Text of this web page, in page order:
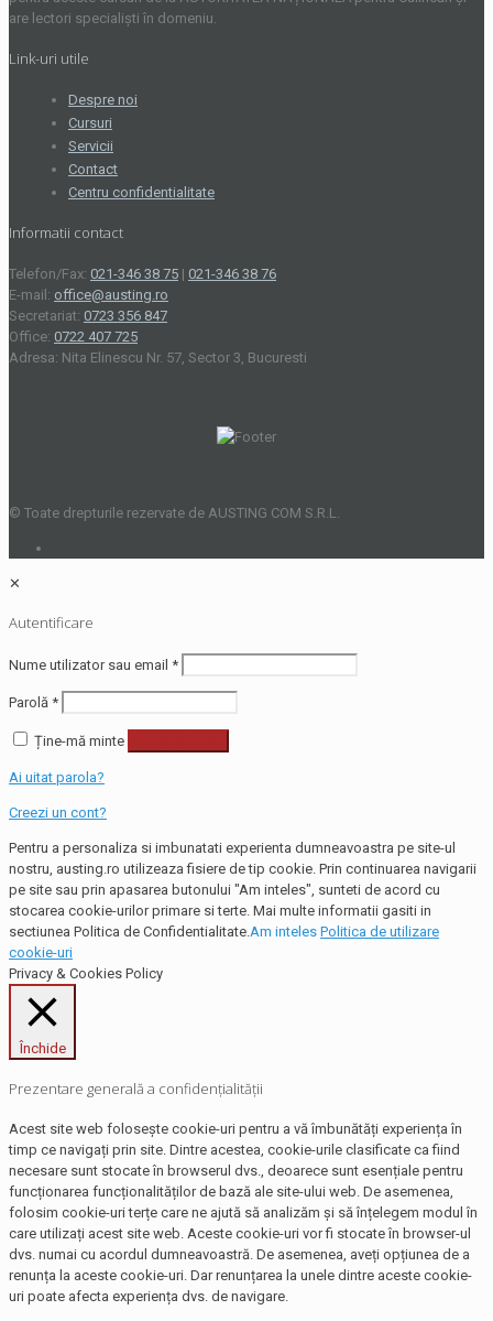
are lectori specialiști în domeniu.
Link-uri utile
Despre noi
Cursuri
Servicii
Contact
Centru confidentialitate
Informatii contact
Telefon/Fax: 021-346 38 75 | 021-346 38 76
E-mail: office@austing.ro
Secretariat: 0723 356 847
Office: 0722 407 725
Adresa: Nita Elinescu Nr. 57, Sector 3, Bucuresti
© Toate drepturile rezervate de AUSTING COM S.R.L.
✕
Autentificare
Nume utilizator sau email *
Parolă *
Ține-mă minte
Ai uitat parola?
Creezi un cont?
Pentru a personaliza si imbunatati experienta dumneavoastra pe site-ul
nostru, austing.ro utilizeaza fisiere de tip cookie. Prin continuarea navigarii
pe site sau prin apasarea butonului "Am inteles", sunteti de acord cu
stocarea cookie-urilor primare si terte. Mai multe informatii gasiti in
sectiunea Politica de Confidentialitate. Am inteles Politica de utilizare
cookie-uri
Privacy & Cookies Policy
Închide
Prezentare generală a confidențialității
Acest site web folosește cookie-uri pentru a vă îmbunătăți experiența în
timp ce navigați prin site. Dintre acestea, cookie-urile clasificate ca fiind
necesare sunt stocate în browserul dvs., deoarece sunt esențiale pentru
funcționarea funcționalităților de bază ale site-ului web. De asemenea,
folosim cookie-uri terțe care ne ajută să analizăm și să înțelegem modul în
care utilizați acest site web. Aceste cookie-uri vor fi stocate în browser-ul
dvs. numai cu acordul dumneavoastră. De asemenea, aveți opțiunea de a
renunța la aceste cookie-uri. Dar renunțarea la unele dintre aceste cookie-
uri poate afecta experiența dvs. de navigare.